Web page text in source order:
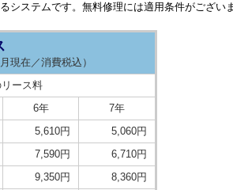
ステムです。無料修理には適用条件がございま
現在／消費税込）
ース料
6年
7年
5,610円
5,060円
7,590円
6,710円
9,350円
8,360円